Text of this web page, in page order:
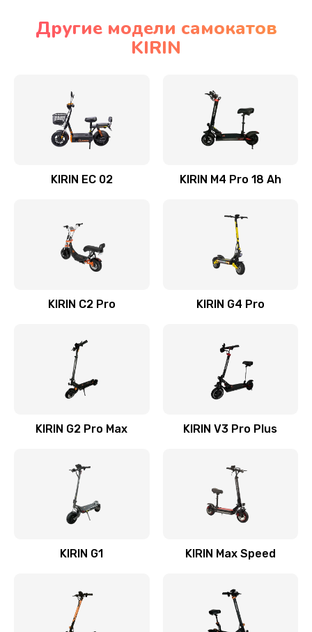
Другие модели самокатов
KIRIN
KIRIN EC 02 KIRIN M4 Pro 18 Ah
KIRIN C2 Pro KIRIN G4 Pro
KIRIN G2 Pro Max KIRIN V3 Pro Plus
KIRIN G1 KIRIN Max Speed